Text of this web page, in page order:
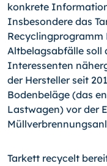
konkrete
Insbesondere das
Recyclingprogramm
Altbelagsabfälle soll
Interessenten
der Hersteller seit
Bodenbeläge (das
Lastwagen) vor der
Tarkett recycelt